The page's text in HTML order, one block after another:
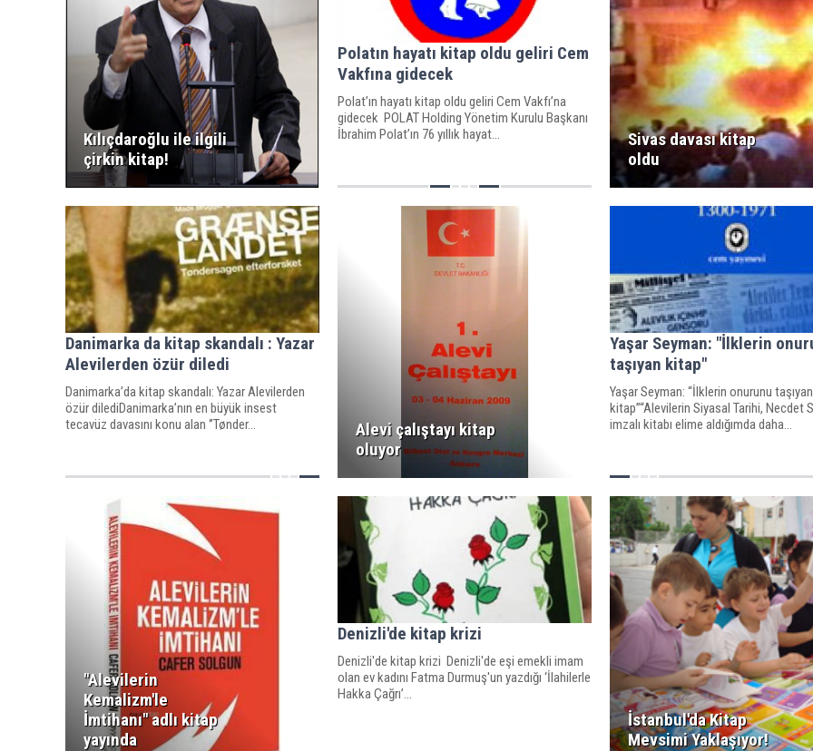
Kılıçdaroğlu ile ilgili
çirkin kitap!
Polatın hayatı kitap oldu geliri Cem
Vakfına gidecek
Polat’ın hayatı kitap oldu geliri Cem Vakfı’na
gidecek POLAT Holding Yönetim Kurulu Başkanı
İbrahim Polat’ın 76 yıllık hayat...
Sivas davası kitap
oldu
Danimarka da kitap skandalı : Yazar
Alevilerden özür diledi
Danimarka’da kitap skandalı: Yazar Alevilerden
özür dilediDanimarka’nın en büyük insest
tecavüz davasını konu alan ‘’Tønder...
Alevi çalıştayı kitap
oluyor
Yaşar Seyman: "İlklerin
taşıyan kitap"
Yaşar Seyman: “İlklerin onurunu taşıyan
kitap”“Alevilerin Siyasal Tarihi, Necdet
imzalı kitabı elime aldığımda daha...
"Alevilerin
Kemalizm'le
İmtihanı" adlı kitap
yayında
Denizli'de kitap krizi
Denizli'de kitap krizi Denizli'de eşi emekli imam
olan ev kadını Fatma Durmuş'un yazdığı ‘İlahilerle
Hakka Çağrı’...
İstanbul'da Kitap
Mevsimi Yaklaşıyor!